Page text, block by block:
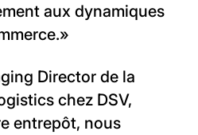
aux dynamiques
Director de la
chez DSV,
entrepôt, nous